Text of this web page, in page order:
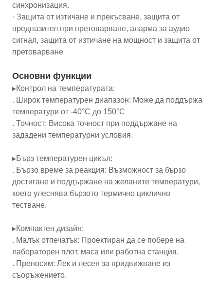
синхронизация.
· Защита от изтичане и прекъсване, защита от
предпазител при претоварване, аларма за аудио
сигнал, защита от изтичане на мощност и защита от
претоварване
Основни функции
▸Контрол на температурата:
. Широк температурен диапазон: Може да поддържа
температури от -40°C до 150°C
. Точност: Висока точност при поддържане на
зададени температурни условия.
▸Бърз температурен цикъл:
. Бързо време за реакция: Възможност за бързо
достигане и поддържане на желаните температури,
което улеснява бързото термично циклично
тестване.
▸Компактен дизайн:
. Малък отпечатък: Проектиран да се побере на
лабораторен плот, маса или работна станция.
. Преносим: Лек и лесен за придвижване из
съоръжението.